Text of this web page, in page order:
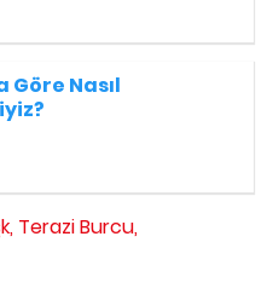
Göre Nasıl
Terazi Burcu,